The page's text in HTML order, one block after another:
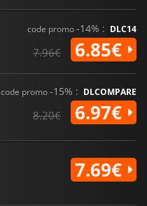
code promo-14% : DLC14
7.96€ 6.85€
code promo-15% : DLCOMPARE
8.20€ 6.97€
7.69€